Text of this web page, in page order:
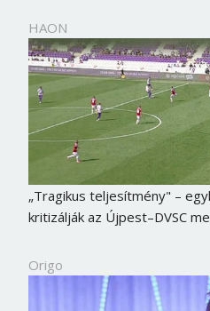
HAON
„Tragikus teljesítmény" –
kritizálják az Újpest–DVSC
Origo